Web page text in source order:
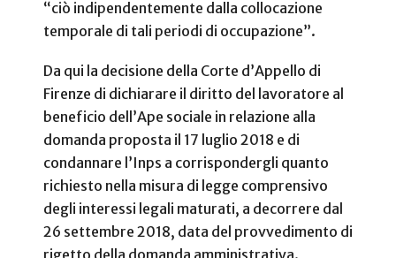
“ciò indipendentemente dalla collocazione
temporale di tali periodi di occupazione”.
Da qui la decisione della Corte d’Appello di
Firenze di dichiarare il diritto del lavoratore al
beneficio dell’Ape sociale in relazione alla
domanda proposta il 17 luglio 2018 e di
condannare l’Inps a corrispondergli quanto
richiesto nella misura di legge comprensivo
degli interessi legali maturati, a decorrere dal
26 settembre 2018, data del provvedimento di
rigetto della domanda amministrativa.